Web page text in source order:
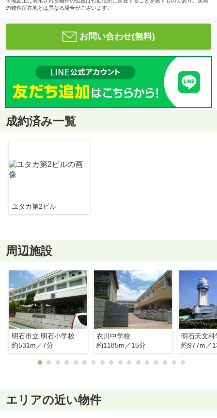
の物件所在地とは異なる場合がございます。
お問い合わせ(無料)
成約済み一覧
ユタカ第2ビル
周辺施設
明石市立 明石小学校
約531m／7分
衣川中学校
約1185m／15分
明石天文科
約977m／
エリアの近い物件